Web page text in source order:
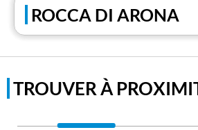
ROCCA DI ARONA
TROUVER À